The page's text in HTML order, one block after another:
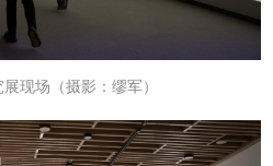
展现场 （摄影：缪军）